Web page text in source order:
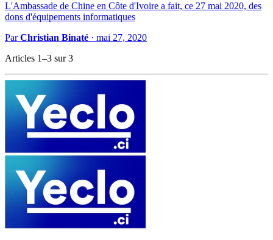
L'Ambassade de Chine en Côte d'Ivoire a fait, ce 27 mai 2020, des
dons d'équipements informatiques
ParChristian Binaté · mai 27, 2020
Articles 1–3 sur 3